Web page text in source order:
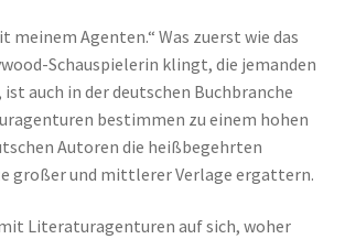
meinem Agenten.“ Was zuerst wie das
Schauspielerin klingt, die jemanden
auch in der deutschen Buchbranche
bestimmen zu einem hohen
Autoren die heißbegehrten
großer und mittlerer Verlage ergattern.
Literaturagenturen auf sich, woher